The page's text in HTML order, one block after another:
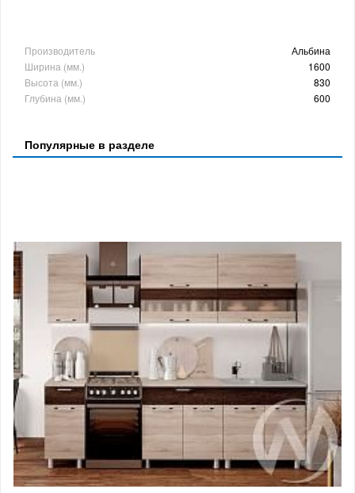
Производитель
Альбина
Ширина (мм.)
1600
Высота (мм.)
830
Глубина (мм.)
600
Популярные в разделе